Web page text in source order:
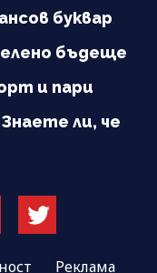
буквар
бъдеще
и пари
Знаете ли, че
Реклама